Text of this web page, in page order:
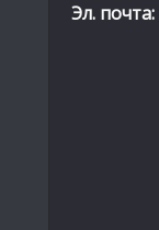
Эл. почта: